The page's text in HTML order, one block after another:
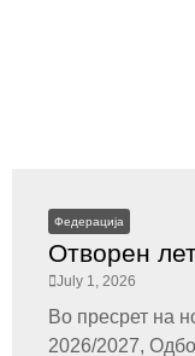
Федерација
Отворен
July 1, 2026
Во пресрет на
2026/2027,